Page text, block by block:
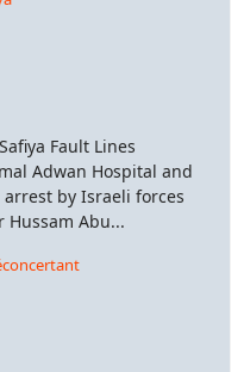
Fault Lines
Adwan Hospital and
arrest by Israeli forces
Hussam Abu...